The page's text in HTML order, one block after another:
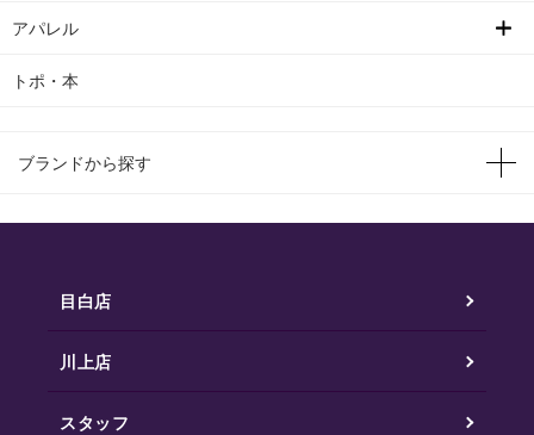
アパレル
トポ・本
ブランドから探す
目白店
川上店
スタッフ